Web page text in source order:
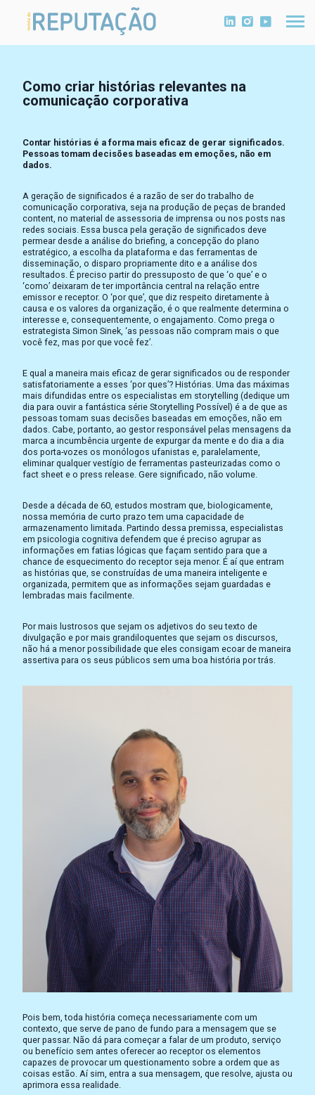
Como criar histórias relevantes na
comunicação corporativa
Contar histórias é a forma mais eficaz de gerar significados.
Pessoas tomam decisões baseadas em emoções, não em
dados.
A geração de significados é a razão de ser do trabalho de
comunicação corporativa, seja na produção de peças de branded
content, no material de assessoria de imprensa ou nos posts nas
redes sociais. Essa busca pela geração de significados deve
permear desde a análise do briefing, a concepção do plano
estratégico, a escolha da plataforma e das ferramentas de
disseminação, o disparo propriamente dito e a análise dos
resultados. É preciso partir do pressuposto de que ‘o que’ e o
‘como’ deixaram de ter importância central na relação entre
emissor e receptor. O ‘por que’, que diz respeito diretamente à
causa e os valores da organização, é o que realmente determina o
interesse e, consequentemente, o engajamento. Como prega o
estrategista Simon Sinek, ‘as pessoas não compram mais o que
você fez, mas por que você fez’.
E qual a maneira mais eficaz de gerar significados ou de responder
satisfatoriamente a esses ‘por ques’? Histórias. Uma das máximas
mais difundidas entre os especialistas em storytelling (dedique um
dia para ouvir a fantástica série Storytelling Possível) é a de que as
pessoas tomam suas decisões baseadas em emoções, não em
dados. Cabe, portanto, ao gestor responsável pelas mensagens da
marca a incumbência urgente de expurgar da mente e do dia a dia
dos porta-vozes os monólogos ufanistas e, paralelamente,
eliminar qualquer vestígio de ferramentas pasteurizadas como o
fact sheet e o press release. Gere significado, não volume.
Desde a década de 60, estudos mostram que, biologicamente,
nossa memória de curto prazo tem uma capacidade de
armazenamento limitada. Partindo dessa premissa, especialistas
em psicologia cognitiva defendem que é preciso agrupar as
informações em fatias lógicas que façam sentido para que a
chance de esquecimento do receptor seja menor. É aí que entram
as histórias que, se construídas de uma maneira inteligente e
organizada, permitem que as informações sejam guardadas e
lembradas mais facilmente.
Por mais lustrosos que sejam os adjetivos do seu texto de
divulgação e por mais grandiloquentes que sejam os discursos,
não há a menor possibilidade que eles consigam ecoar de maneira
assertiva para os seus públicos sem uma boa história por trás.
Pois bem, toda história começa necessariamente com um
contexto, que serve de pano de fundo para a mensagem que se
quer passar. Não dá para começar a falar de um produto, serviço
ou benefício sem antes oferecer ao receptor os elementos
capazes de provocar um questionamento sobre a ordem que as
coisas estão. Aí sim, entra a sua mensagem, que resolve, ajusta ou
aprimora essa realidade.